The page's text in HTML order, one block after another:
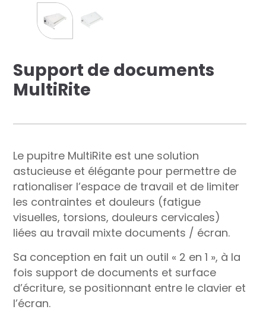
Support de documents
MultiRite
Le pupitre MultiRite est une solution
astucieuse et élégante pour permettre de
rationaliser l’espace de travail et de limiter
les contraintes et douleurs (fatigue
visuelles, torsions, douleurs cervicales)
liées au travail mixte documents / écran.
Sa conception en fait un outil « 2 en 1 », à la
fois support de documents et surface
d’écriture, se positionnant entre le clavier et
l’écran.